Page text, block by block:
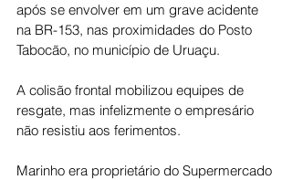
após se envolver em um grave acidente
na BR-153, nas proximidades do Posto
Tabocão, no município de Uruaçu.
A colisão frontal mobilizou equipes de
resgate, mas infelizmente o empresário
não resistiu aos ferimentos.
Marinho era proprietário do Supermercado